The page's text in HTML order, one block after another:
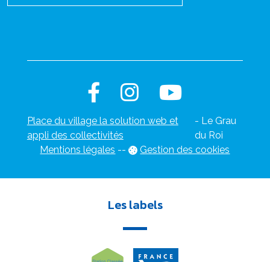
Place du village la solution web et
appli des collectivités
- Le Grau
du Roi
Mentions légales -- Gestion des cookies
Les labels